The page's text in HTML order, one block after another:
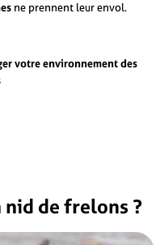
ne prennent leur envol.
votre environnement des
de frelons ?